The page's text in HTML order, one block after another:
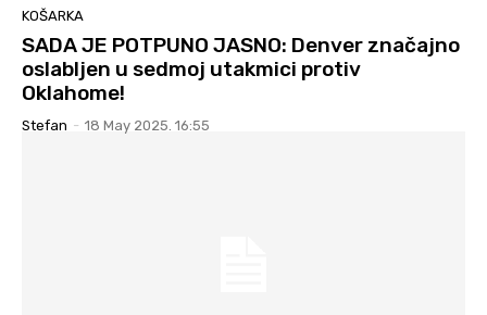
KOŠARKA
SADA JE POTPUNO JASNO: Denver značajno
oslabljen u sedmoj utakmici protiv
Oklahome!
Stefan - 18 May 2025. 16:55